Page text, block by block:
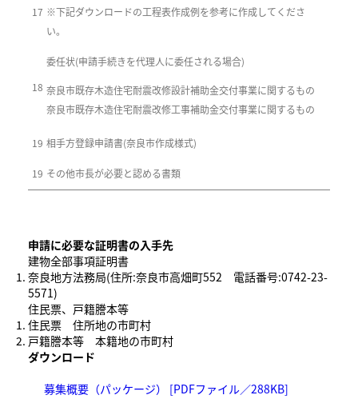
17 ※下記ダウンロードの工程表作成例を参考に作成してくださ
い。
18
委任状(申請手続きを代理人に委任される場合)
奈良市既存木造住宅耐震改修設計補助金交付事業に関するもの
奈良市既存木造住宅耐震改修工事補助金交付事業に関するもの
19 相手方登録申請書(奈良市作成様式)
19 その他市長が必要と認める書類
申請に必要な証明書の入手先
建物全部事項証明書
奈良地方法務局(住所:奈良市高畑町552 電話番号:0742-23-
5571)
住民票、戸籍謄本等
住民票 住所地の市町村
戸籍謄本等 本籍地の市町村
ダウンロード
募集概要（パッケージ） [PDFファイル／288KB]